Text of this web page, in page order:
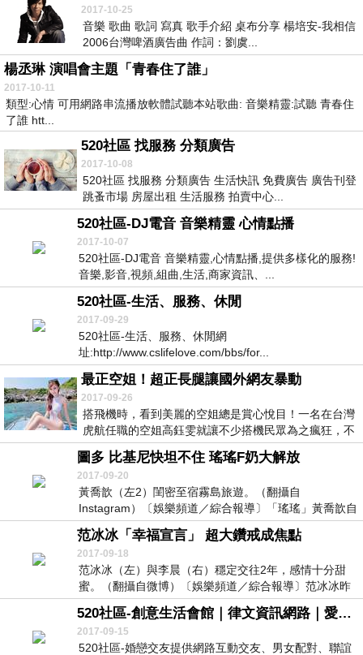
2017-10-25
音樂 歌曲 歌詞 寫真 歌手介紹 桌布分享 楊培安-我相信
2006台灣啤酒廣告曲 作詞：劉虞...
楊丞琳 演唱會主題「青春住了誰」
2017-10-11
類型:心情 可用網路串流播放軟體試聽本站歌曲: 音樂精靈:試聽 青春住
了誰 htt...
520社區 找服務 分類廣告
2017-10-08
520社區 找服務 分類廣告 生活快訊 免費廣告 廣告刊登
跳蚤市場 房屋出租 生活服務 拍賣中心...
520社區-DJ電音 音樂精靈 心情點播
2017-10-07
520社區-DJ電音 音樂精靈,心情點播,提供多樣化的服務!
音樂,影音,視頻,組曲,生活,商家資訊、...
520社區-生活、服務、休閒
2017-09-29
520社區-生活、服務、休閒網
址:http://www.cslifelove.com/bbs/for...
最正空姐！超正長腿讓國外網友暴動
2017-09-26
搭飛機時，看到美麗的空姐總是賞心悅目！一名在台灣
虎航任職的空姐高鈺雯就讓不少搭機民眾為之瘋狂，不
但被...
圖多 比基尼快坦不住 瑤瑤F奶大解放
2017-09-20
黃喬歆（左2）閨密至宿霧島旅遊。（翻攝自
Instagram）〔娛樂頻道／綜合報導〕「瑤瑤」黃喬歆自
《...
范冰冰「幸福宣言」 超大鑽戒成焦點
2017-09-18
范冰冰（左）與李晨（右）穩定交往2年，感情十分甜
蜜。（翻攝自微博）〔娛樂頻道／綜合報導〕范冰冰昨
（1...
520社區-創意生活會館｜律文資訊網路｜愛情銀行、婚戀交友、婚戀紅娘、單身聯誼、單身交友
2017-09-15
520社區-婚戀交友提供網路互動交友、男女配對、聯誼